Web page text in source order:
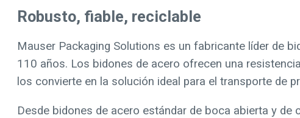
Robusto, fiable, reciclable
Mauser Packaging Solutions es un fabricante líder de
110 años. Los bidones de acero ofrecen una
los convierte en la solución ideal para el transporte de
Desde bidones de acero estándar de boca abierta y de